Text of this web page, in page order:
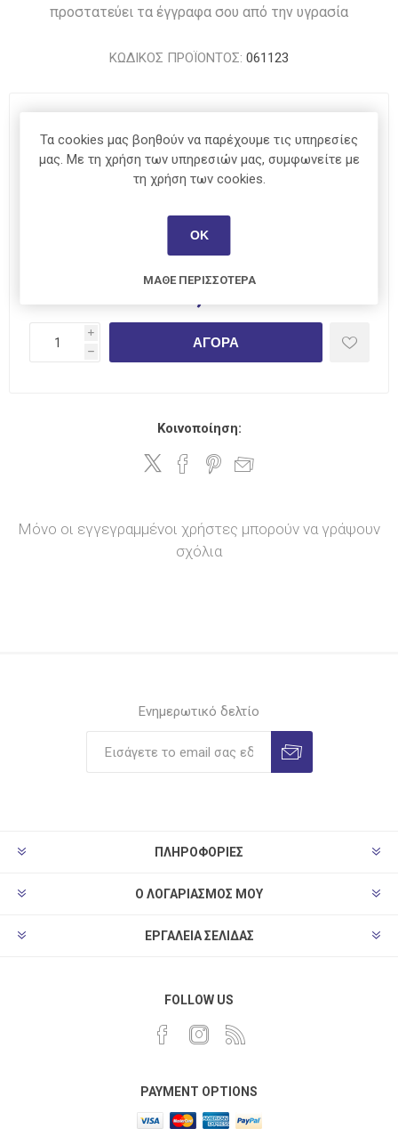
προστατεύει τα έγγραφα σου από την υγρασία
ΚΩΔΙΚΟΣ ΠΡΟΪΟΝΤΟΣ: 061123
ΆΜΕΣΑ ΔΙΑΘΈΣΙΜΟ
i
h
ΑΓΟΡΆ
Κοινοποίηση:
Μόνο οι εγγεγραμμένοι χρήστες μπορούν να γράψουν
σχόλια
Ενημερωτικό δελτίο
ΠΛΗΡΟΦΟΡΊΕΣ
Ο ΛΟΓΑΡΙΑΣΜΌΣ ΜΟΥ
ΕΡΓΑΛΕΊΑ ΣΕΛΊΔΑΣ
FOLLOW US
PAYMENT OPTIONS
Τα cookies μας βοηθούν να παρέχουμε τις υπηρεσίες
μας. Με τη χρήση των υπηρεσιών μας, συμφωνείτε με
τη χρήση των cookies.
ΟΚ
ΜΆΘΕ ΠΕΡΙΣΣΌΤΕΡΑ